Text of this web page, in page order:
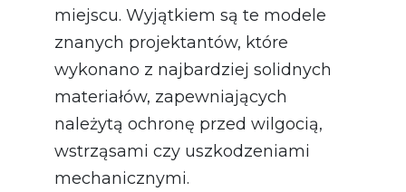
miejscu. Wyjątkiem są te modele
znanych projektantów, które
wykonano z najbardziej solidnych
materiałów, zapewniających
należytą ochronę przed wilgocią,
wstrząsami czy uszkodzeniami
mechanicznymi.